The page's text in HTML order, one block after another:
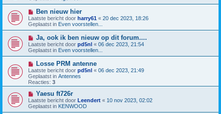
h
u
w
b
e
r
i
c
h
t
N
i
e
u
w
b
e
r
i
h
t
Ben nieuw hier
Laatste bericht door harry61 « 20 dec 2023, 18:26
Geplaatst in Even voorstellen...
N
i
e
u
w
b
e
r
i
t
Ja, ook ik ben nieuw op dit forum....
Laatste bericht door pd5nl « 06 dec 2023, 21:54
Geplaatst in Even voorstellen...
N
i
e
u
w
b
r
i
Losse PRM antenne
Laatste bericht door pd5nl « 06 dec 2023, 21:49
Geplaatst in Antennes
Reacties: 3
N
i
e
u
Yaesu ft726r
Laatste bericht door Leendert « 10 nov 2023, 02:02
Geplaatst in KENWOOD